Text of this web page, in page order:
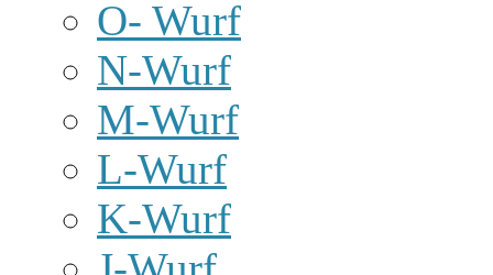
O- Wurf
N-Wurf
M-Wurf
L-Wurf
K-Wurf